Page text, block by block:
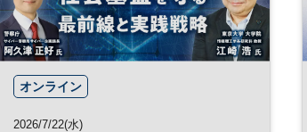
オンライン
2026/7/22(水)